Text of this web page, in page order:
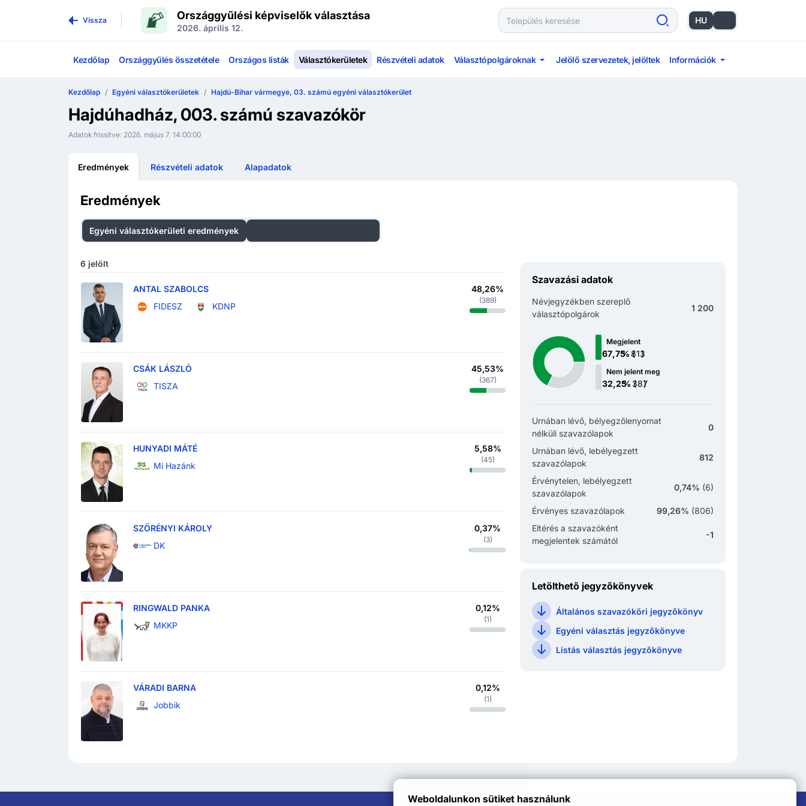
Weboldalunkon sütiket használunk
Vissza Országgyűlési képviselők választása
2026. április 12.
HU
Kezdőlap Országgyűlés összetétele Országos listák Választókerületek Részvételi adatok Választópolgároknak Jelölő szervezetek, jelöltek Információk
Kezdőlap Egyéni választókerületek Hajdú-Bihar vármegye, 03. számú egyéni választókerület
Hajdúhadház, 003. számú szavazókör
Adatok frissítve: 2026. május 7. 14:00:00
Eredmények Részvételi adatok Alapadatok
Eredmények
Egyéni választókerületi eredmények
6 jelölt
ANTAL SZABOLCS
FIDESZ
KDNP
48,26%
(389)
CSÁK LÁSZLÓ
TISZA
45,53%
(367)
HUNYADI MÁTÉ
Mi Hazánk
5,58%
(45)
SZÖRÉNYI KÁROLY
DK
0,37%
(3)
RINGWALD PANKA
MKKP
0,12%
(1)
VÁRADI BARNA
Jobbik
0,12%
(1)
Szavazási adatok
Névjegyzékben szereplő
választópolgárok
1 200
Megjelent
( )
Nem jelent meg
( )
Urnában lévő, bélyegzőlenyomat
nélküli szavazólapok
0
Urnában lévő, lebélyegzett
szavazólapok
812
Érvénytelen, lebélyegzett
szavazólapok
0,74% (6)
Érvényes szavazólapok 99,26% (806)
Eltérés a szavazóként
megjelentek számától
-1
Letölthető jegyzőkönyvek
Általános szavazóköri jegyzőkönyv
Egyéni választás jegyzőkönyve
Listás választás jegyzőkönyve